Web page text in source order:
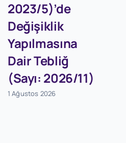
2023/5)’de
Değişiklik
Yapılmasına
Dair Tebliğ
(Sayı: 2026/11)
1 Ağustos 2026